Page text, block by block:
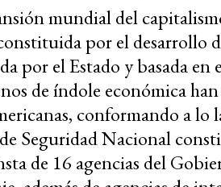
mundial del
por el desarrollo
por el Estado y basada
de índole económica
conformando a lo
Seguridad Nacional
de 16 agencias del